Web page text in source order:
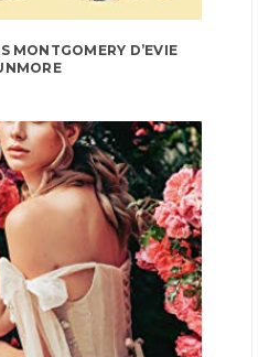
MONTGOMERY D’EVIE